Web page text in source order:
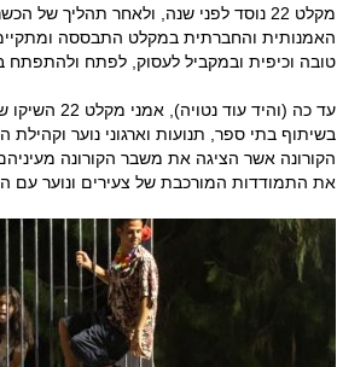
מקלט 22 נוסד לפני שנה, ולאחר תהליך
האמנותית והחברתית במקלט התבססה
טובה וכיפית ובמקביל לעסוק, לפתח ולהתפתח
עד כה
בשיתוף בתי ספר, תנועות וארגוני נוער
הקורונה אשר הציגה את משבר הקורונה
את התמודדות המורכבת של צעירים ונוער עם